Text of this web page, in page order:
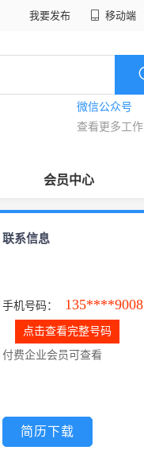
我要发布 移动端
微信公众号
查看更多工作
会员中心
联系信息
手机号码： 135****9008
点击查看完整号码
付费企业会员可查看
简历下载